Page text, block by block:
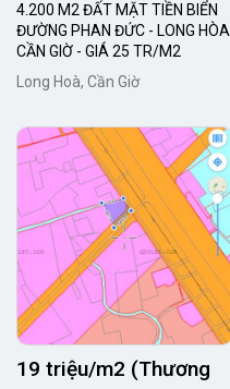
4.200 M2 ĐẤT MẶT TIỀN BIỂN
ĐƯỜNG PHAN ĐỨC - LONG HÒA
CẦN GIỜ - GIÁ 25 TR/M2
Long Hoà, Cần Giờ
19 triệu/m2 (Thương